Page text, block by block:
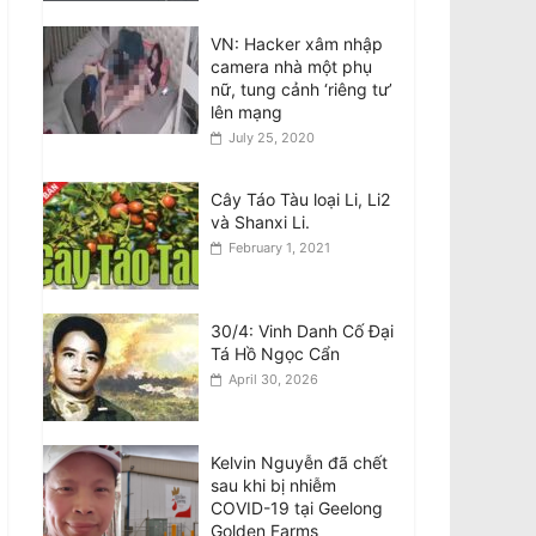
Objection to the Visit of
General of Public
Security, General
Secretary and State
President of the Socialist Republic of
Vietnam, to Australia
Điều tra Dân số 2026:
Thông tin cho di dân,
August 7, 2026
Census 2026:
August 7, 2026
VN: Hacker xâm nhập
camera nhà một phụ
nữ, tung cảnh ‘riêng tư’
lên mạng
July 25, 2020
Cây Táo Tàu loại Li, Li2
và Shanxi Li.
February 1, 2021
30/4: Vinh Danh Cố Đại
Tá Hồ Ngọc Cẩn
April 30, 2026
Kelvin Nguyễn đã chết
sau khi bị nhiễm
COVID-19 tại Geelong
Golden Farms